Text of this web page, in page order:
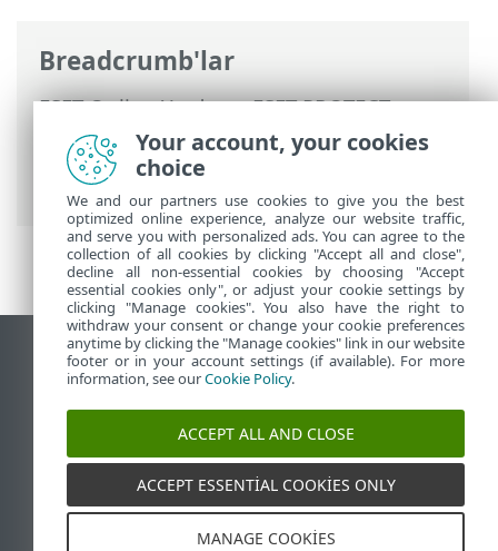
Breadcrumb'lar
ESET Online Yardım>ESET PROTECT>
ESET PROTECT Ürününü Kullanma>ESET
PROTECT Ana Menü
Daha Fazla
Gönderilen Dosyalar
Masaüstü sitesini görüntüle
End of Life
ESET Bilgi Bankası
ESET Status Portal
Bölgesel destek
Your account, your cookies
choice
We and our partners use cookies to give you the best
optimized online experience, analyze our website traffic,
and serve you with personalized ads. You can agree to the
collection of all cookies by clicking "Accept all and close",
decline all non-essential cookies by choosing "Accept
essential cookies only", or adjust your cookie settings by
clicking "Manage cookies". You also have the right to
withdraw your consent or change your cookie preferences
anytime by clicking the "Manage cookies" link in our website
footer or in your account settings (if available). For more
information, see ourCookie Policy.
ACCEPT ALL AND CLOSE
ACCEPT ESSENTIAL COOKIES ONLY
MANAGE COOKIES